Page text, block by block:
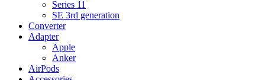
Series 11
SE 3rd generation
Converter
Adapter
Apple
Anker
AirPods